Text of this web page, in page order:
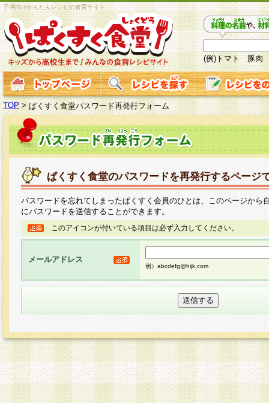
子供向けかんたんレシピの食育サイト
(例)トマト 豚肉
TOP > ぱくすく食堂パスワード再発行フォーム
ぱくすく食堂のパスワードを再発行するページ
パスワードを忘れてしまったぱくすく会員のひとは、このページから
にパスワードを送信することができます。
このアイコンが付いている項目は必ず入力してください。
メールアドレス
例）abcdefg@hijk.com